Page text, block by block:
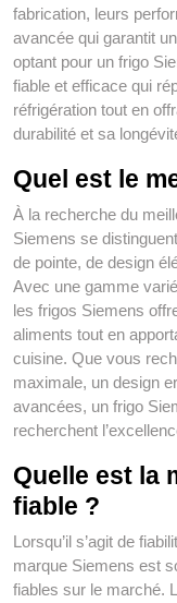
fabrication, leurs
avancée qui garantit
optant pour un frigo
fiable et efficace qui
réfrigération tout en
durabilité et sa
Quel est le
À la recherche du
Siemens se
de pointe, de design
Avec une gamme
les frigos Siemens
aliments tout en
cuisine. Que vous
maximale, un design
avancées, un frigo
recherchent
Quelle est la
fiable ?
Lorsqu’il s’agit de
marque Siemens est
fiables sur le marché.